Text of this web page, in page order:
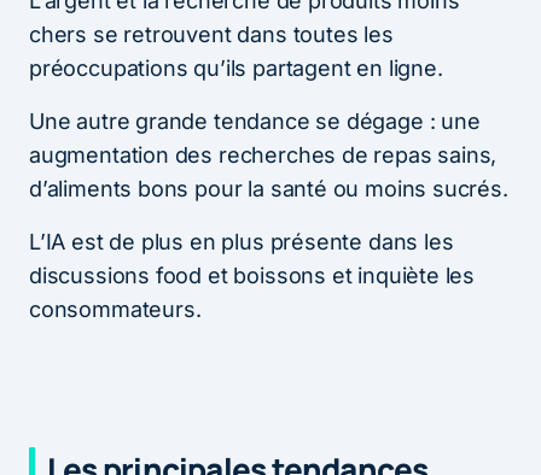
chers se retrouvent dans toutes les
préoccupations qu’ils partagent en ligne.
Une autre grande tendance se dégage : une
augmentation des recherches de repas sains,
d’aliments bons pour la santé ou moins sucrés.
L’IA est de plus en plus présente dans les
discussions food et boissons et inquiète les
consommateurs.